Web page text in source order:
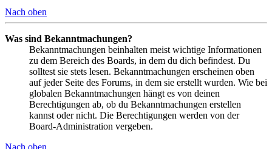
Nach oben
Was sind Bekanntmachungen?
Bekanntmachungen beinhalten meist wichtige Informationen
zu dem Bereich des Boards, in dem du dich befindest. Du
solltest sie stets lesen. Bekanntmachungen erscheinen oben
auf jeder Seite des Forums, in dem sie erstellt wurden. Wie bei
globalen Bekanntmachungen hängt es von deinen
Berechtigungen ab, ob du Bekanntmachungen erstellen
kannst oder nicht. Die Berechtigungen werden von der
Board-Administration vergeben.
Nach oben